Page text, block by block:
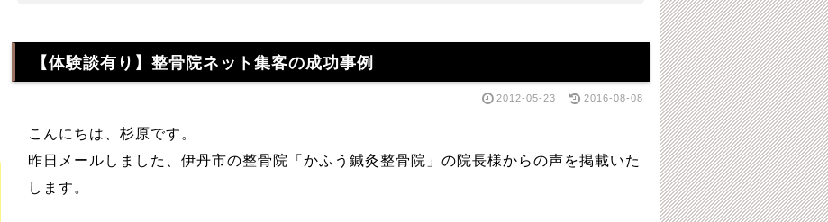
【体験談有り】整骨院ネット集客の成功事例
2012-05-23 2016-08-08
こんにちは、杉原です。
昨日メールしました、伊丹市の整骨院「かふう鍼灸整骨院」の院長様からの声を掲載いた
します。